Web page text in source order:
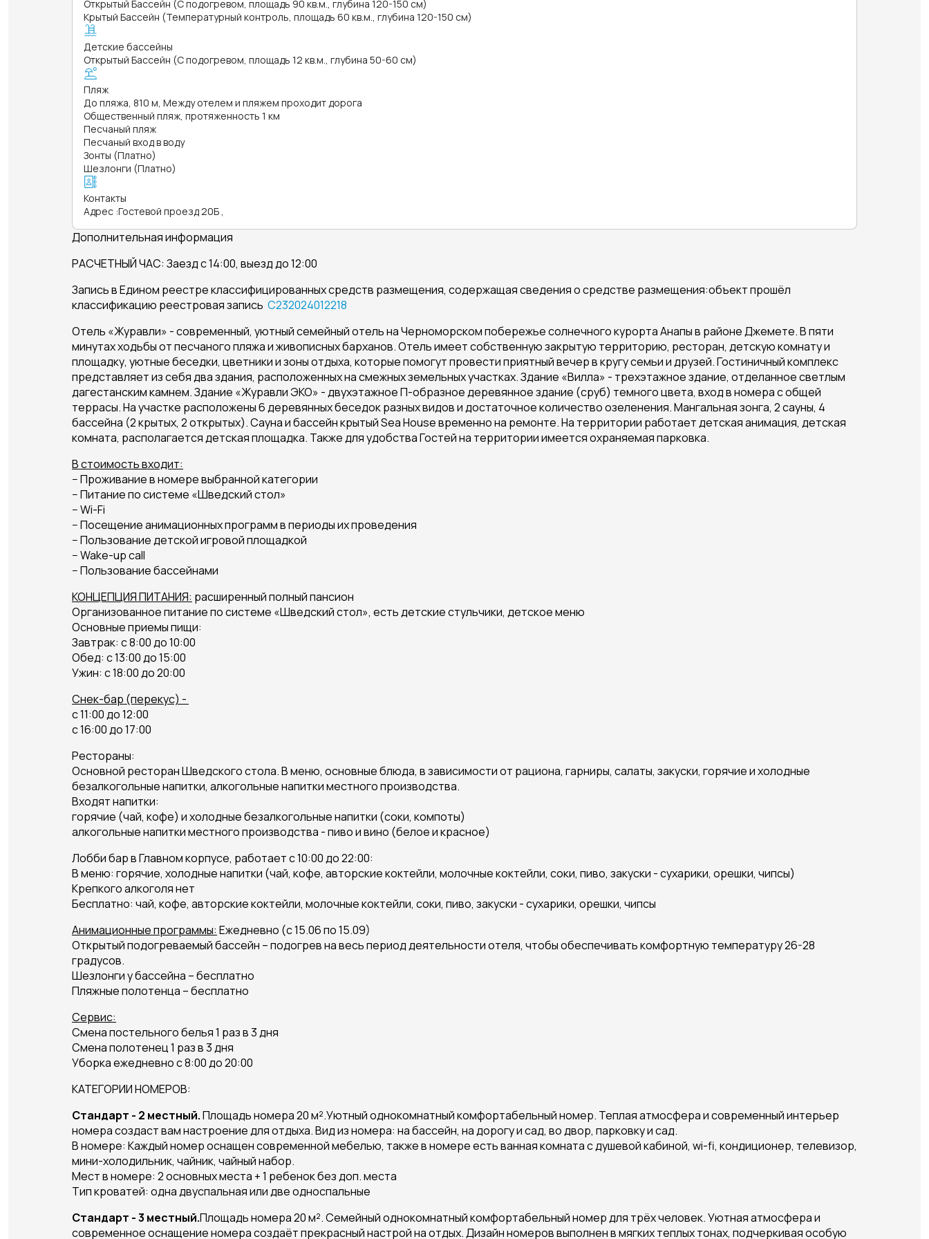
Открытый Бассейн (С подогревом, площадь 90 кв.м., глубина 120-150 см)
Крытый Бассейн (Температурный контроль, площадь 60 кв.м., глубина 120-150 см)
Детские бассейны
Открытый Бассейн (С подогревом, площадь 12 кв.м., глубина 50-60 см)
Пляж
До пляжа, 810 м, Между отелем и пляжем проходит дорога
Общественный пляж, протяженность 1 км
Песчаный пляж
Песчаный вход в воду
Зонты (Платно)
Шезлонги (Платно)
Контакты
Адрес :Гостевой проезд 20Б ,
Дополнительная информация
РАСЧЕТНЫЙ ЧАС: Заезд с 14:00, выезд до 12:00
Запись в Едином реестре классифицированных средств размещения, содержащая сведения о средстве размещения:объект прошёл
классификацию реестровая запись С232024012218
Отель «Журавли» - современный, уютный семейный отель на Черноморском побережье солнечного курорта Анапы в районе Джемете. В пяти
минутах ходьбы от песчаного пляжа и живописных барханов. Отель имеет собственную закрытую территорию, ресторан, детскую комнату и
площадку, уютные беседки, цветники и зоны отдыха, которые помогут провести приятный вечер в кругу семьи и друзей. Гостиничный комплекс
представляет из себя два здания, расположенных на смежных земельных участках. Здание «Вилла» - трехэтажное здание, отделанное светлым
дагестанским камнем. Здание «Журавли ЭКО» - двухэтажное П-образное деревянное здание (сруб) темного цвета, вход в номера с общей
террасы. На участке расположены 6 деревянных беседок разных видов и достаточное количество озеленения. Мангальная зонга, 2 сауны, 4
бассейна (2 крытых, 2 открытых). Сауна и бассейн крытый Sea House временно на ремонте. На территории работает детская анимация, детская
комната, располагается детская площадка. Также для удобства Гостей на территории имеется охраняемая парковка.
В стоимость входит:
− Проживание в номере выбранной категории
− Питание по системе «Шведский стол»
− Wi-Fi
− Посещение анимационных программ в периоды их проведения
− Пользование детской игровой площадкой
− Wake-up call
− Пользование бассейнами
КОНЦЕПЦИЯ ПИТАНИЯ: расширенный полный пансион
Организованное питание по системе «Шведский стол», есть детские стульчики, детское меню
Основные приемы пищи:
Завтрак: с 8:00 до 10:00
Обед: с 13:00 до 15:00
Ужин: с 18:00 до 20:00
Снек-бар (перекус) -
с 11:00 до 12:00
с 16:00 до 17:00
Рестораны:
Основной ресторан Шведского стола. В меню, основные блюда, в зависимости от рациона, гарниры, салаты, закуски, горячие и холодные
безалкогольные напитки, алкогольные напитки местного производства.
Входят напитки:
горячие (чай, кофе) и холодные безалкогольные напитки (соки, компоты)
алкогольные напитки местного производства - пиво и вино (белое и красное)
Лобби бар в Главном корпусе, работает с 10:00 до 22:00:
В меню: горячие, холодные напитки (чай, кофе, авторские коктейли, молочные коктейли, соки, пиво, закуски - сухарики, орешки, чипсы)
Крепкого алкоголя нет
Бесплатно: чай, кофе, авторские коктейли, молочные коктейли, соки, пиво, закуски - сухарики, орешки, чипсы
Анимационные программы: Ежедневно (с 15.06 по 15.09)
Открытый подогреваемый бассейн – подогрев на весь период деятельности отеля, чтобы обеспечивать комфортную температуру 26-28
градусов.
Шезлонги у бассейна – бесплатно
Пляжные полотенца – бесплатно
Сервис:
Смена постельного белья 1 раз в 3 дня
Смена полотенец 1 раз в 3 дня
Уборка ежедневно с 8:00 до 20:00
КАТЕГОРИИ НОМЕРОВ:
Стандарт - 2 местный.Площадь номера 20 м².Уютный однокомнатный комфортабельный номер. Теплая атмосфера и современный интерьер
номера создаст вам настроение для отдыха. Вид из номера: на бассейн, на дорогу и сад, во двор, парковку и сад.
В номере: Каждый номер оснащен современной мебелью, также в номере есть ванная комната с душевой кабиной, wi-fi, кондиционер, телевизор,
мини-холодильник, чайник, чайный набор.
Мест в номере: 2 основных места + 1 ребенок без доп. места
Тип кроватей: одна двуспальная или две односпальные
Стандарт - 3 местный.Площадь номера 20 м². Семейный однокомнатный комфортабельный номер для трёх человек. Уютная атмосфера и
современное оснащение номера создаёт прекрасный настрой на отдых. Дизайн номеров выполнен в мягких теплых тонах, подчеркивая особую